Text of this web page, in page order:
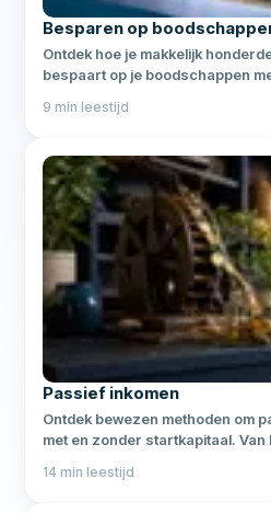
Besparen op
Ontdek hoe je makkelijk
bespaart op je boodschappen
9 min leestijd
Passief inkomen
Ontdek bewezen methoden om
met en zonder startkapitaal. Van
14 min leestijd